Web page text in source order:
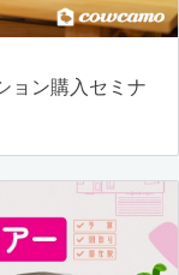
ョン購入セミナ